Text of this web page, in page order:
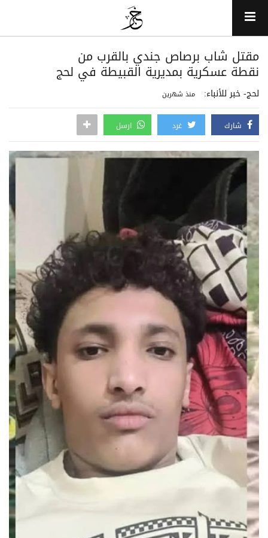
مقتل شاب برصاص جندي بالقرب من
نقطة عسكرية بمديرية القبيطة في لحج
لحج- خبر للأنباء: منذ شهرين
شارك غرد ارسل